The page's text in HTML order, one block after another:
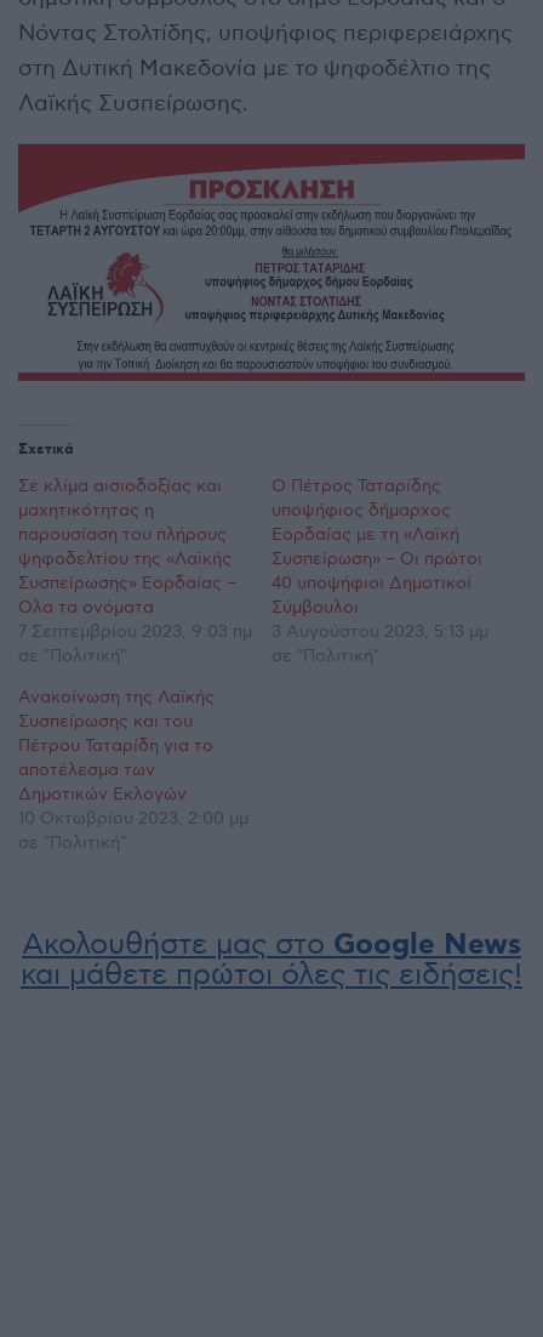
Νόντας Στολτίδης, υποψήφιος περιφερειάρχης
στη Δυτική Μακεδονία με το ψηφοδέλτιο της
Λαϊκής Συσπείρωσης.
Σχετικά
Σε κλίμα αισιοδοξίας και
μαχητικότητας η
παρουσίαση του πλήρους
ψηφοδελτίου της «Λαϊκής
Συσπείρωσης» Εορδαίας –
Όλα τα ονόματα
7 Σεπτεμβρίου 2023, 9:03 πμ
σε "Πολιτική"
Ο Πέτρος Ταταρίδης
υποψήφιος δήμαρχος
Εορδαίας με τη «Λαϊκή
Συσπείρωση» – Οι πρώτοι
40 υποψήφιοι Δημοτικοί
Σύμβουλοι
3 Αυγούστου 2023, 5:13 μμ
σε "Πολιτική"
Ανακοίνωση της Λαϊκής
Συσπείρωσης και του
Πέτρου Ταταρίδη για το
αποτέλεσμα των
Δημοτικών Εκλογών
10 Οκτωβρίου 2023, 2:00 μμ
σε "Πολιτική"
Ακολουθήστε μας στο Google News
και μάθετε πρώτοι όλες τις ειδήσεις!